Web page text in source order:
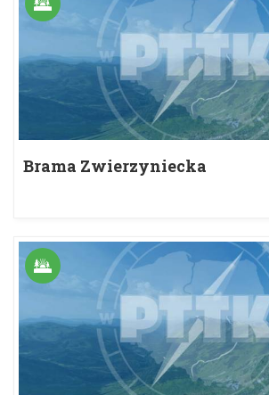
Brama Zwierzyniecka